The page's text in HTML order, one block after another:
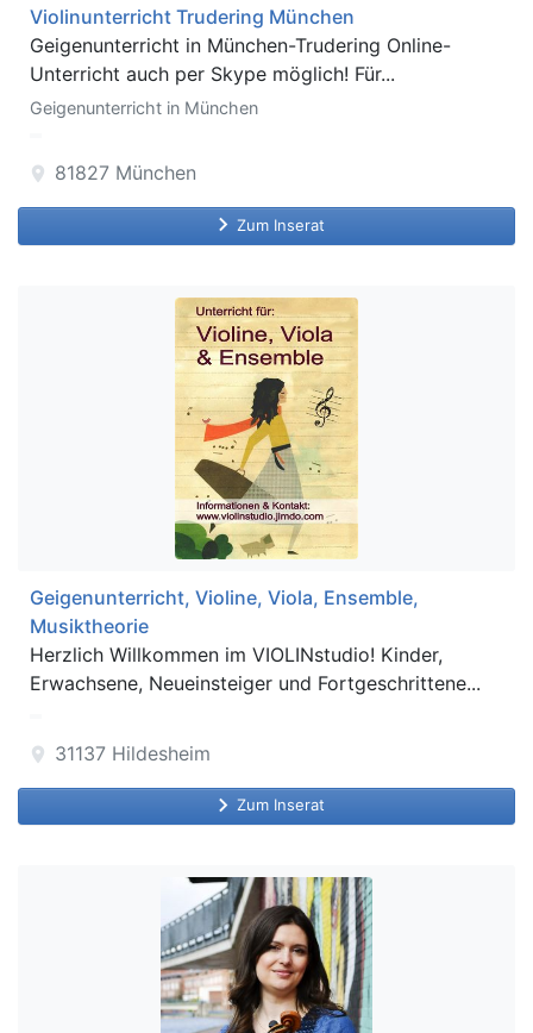
Violinunterricht Trudering München
Geigenunterricht in München-Trudering Online-
Unterricht auch per Skype möglich! Für...
Geigenunterricht in München
location_on 81827 München
keyboard_arrow_right Zum Inserat
Geigenunterricht, Violine, Viola, Ensemble,
Musiktheorie
Herzlich Willkommen im VIOLINstudio! Kinder,
Erwachsene, Neueinsteiger und Fortgeschrittene...
location_on 31137 Hildesheim
keyboard_arrow_right Zum Inserat